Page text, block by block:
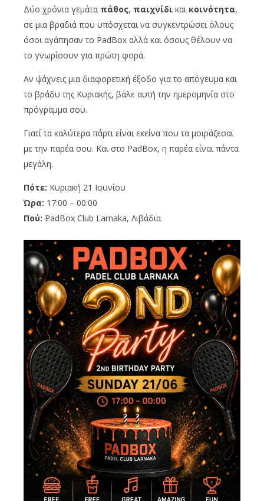
Δύο χρόνια γεμάτα πάθος, παιχνίδι και κοινότητα,
σε μια βραδιά που υπόσχεται να συγκεντρώσει όλους
όσοι αγάπησαν το PadBox αλλά και όσους θέλουν να
το γνωρίσουν για πρώτη φορά.
Αν ψάχνεις μια διαφορετική έξοδο για το απόγευμα και
το βράδυ της Κυριακής, βάλε αυτή την ημερομηνία στο
πρόγραμμα σου.
Γιατί τα καλύτερα πάρτι είναι εκείνα που τα μοιράζεσαι
με την παρέα σου. Και στο PadBox, η παρέα είναι πάντα
μεγάλη.
Πότε: Κυριακή 21 Ιουνίου
Ώρα: 17:00 – 00:00
Πού: PadBox Club Larnaka, Λιβάδια